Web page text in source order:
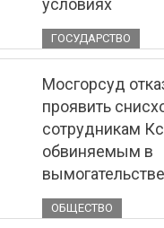
условиях
ГОСУДАРСТВО
Мосгорсуд
проявить
сотрудникам
обвиняемым в
вымогательстве
ОБЩЕСТВО